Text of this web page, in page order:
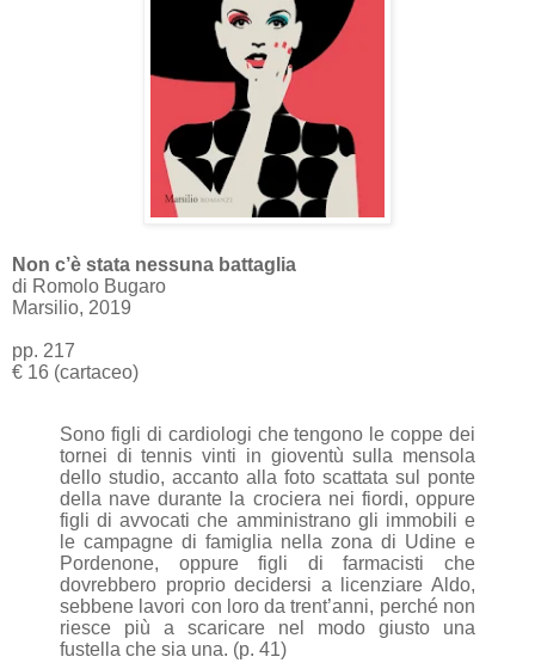
Non c’è stata nessuna battaglia
di Romolo Bugaro
Marsilio, 2019
pp. 217
€ 16 (cartaceo)
Sono figli di cardiologi che tengono le coppe dei
tornei di tennis vinti in gioventù sulla mensola
dello studio, accanto alla foto scattata sul ponte
della nave durante la crociera nei fiordi, oppure
figli di avvocati che amministrano gli immobili e
le campagne di famiglia nella zona di Udine e
Pordenone, oppure figli di farmacisti che
dovrebbero proprio decidersi a licenziare Aldo,
sebbene lavori con loro da trent’anni, perché non
riesce più a scaricare nel modo giusto una
fustella che sia una. (p. 41)